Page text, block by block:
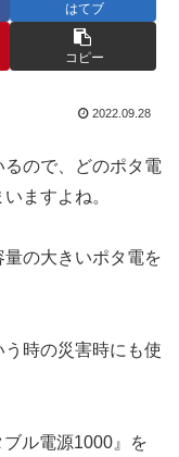
はてブ
コピー
2022.09.28
ので、どのポタ電
ますよね。
の大きいポタ電を
時の災害時にも使
ル電源1000』を